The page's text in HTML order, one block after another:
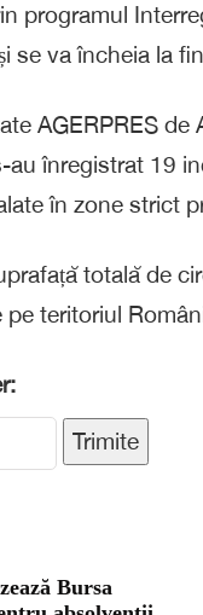
programul
se va încheia la
AGERPRES de
înregistrat 19
în zone strict
totală de
pe teritoriul
Trimite
Bursa